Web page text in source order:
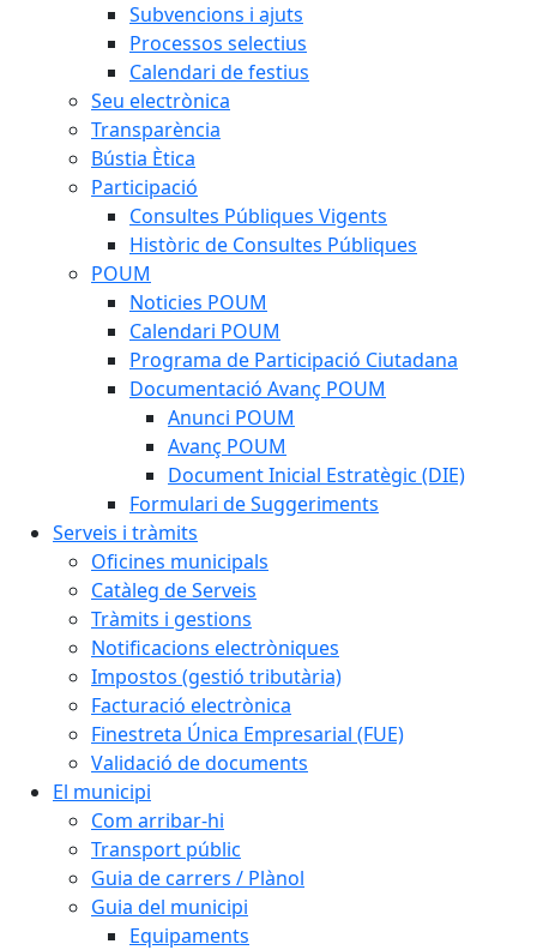
Subvencions i ajuts
Processos selectius
Calendari de festius
Seu electrònica
Transparència
Bústia Ètica
Participació
Consultes Públiques Vigents
Històric de Consultes Públiques
POUM
Noticies POUM
Calendari POUM
Programa de Participació Ciutadana
Documentació Avanç POUM
Anunci POUM
Avanç POUM
Document Inicial Estratègic (DIE)
Formulari de Suggeriments
Serveis i tràmits
Oficines municipals
Catàleg de Serveis
Tràmits i gestions
Notificacions electròniques
Impostos (gestió tributària)
Facturació electrònica
Finestreta Única Empresarial (FUE)
Validació de documents
El municipi
Com arribar-hi
Transport públic
Guia de carrers / Plànol
Guia del municipi
Equipaments